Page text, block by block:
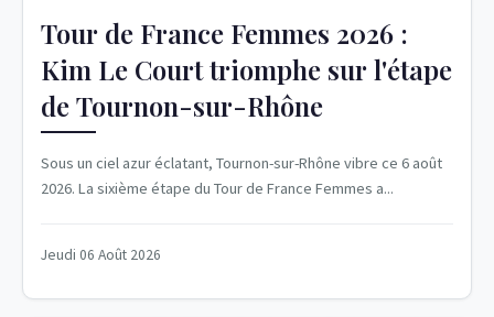
Tour de France Femmes 2026 :
Kim Le Court triomphe sur l'étape
de Tournon-sur-Rhône
Sous un ciel azur éclatant, Tournon-sur-Rhône vibre ce 6 août
2026. La sixième étape du Tour de France Femmes a...
Jeudi 06 Août 2026